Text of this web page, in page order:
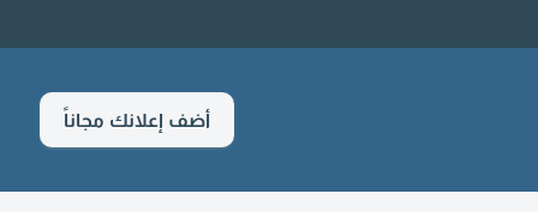
أضف إعلانك مجاناً